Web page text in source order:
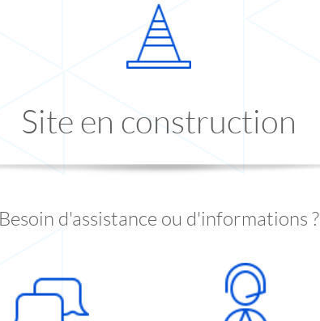
Site en construction
Besoin d'assistance ou d'informations ?